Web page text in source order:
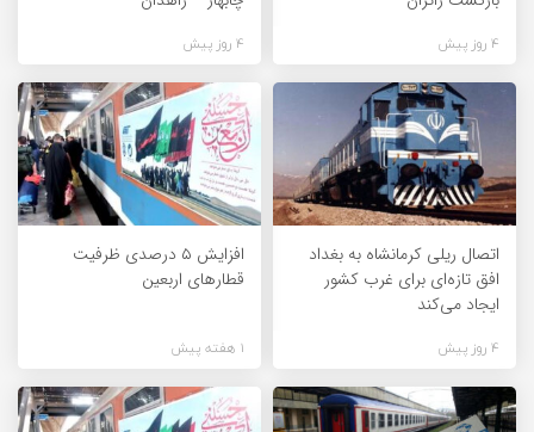
4 روز پیش 4 روز پیش
اتصال ریلی کرمانشاه به بغداد
افق تازه‌ای برای غرب کشور
ایجاد می‌کند
4 روز پیش
افزایش ۵ درصدی ظرفیت
قطارهای اربعین
1 هفته پیش